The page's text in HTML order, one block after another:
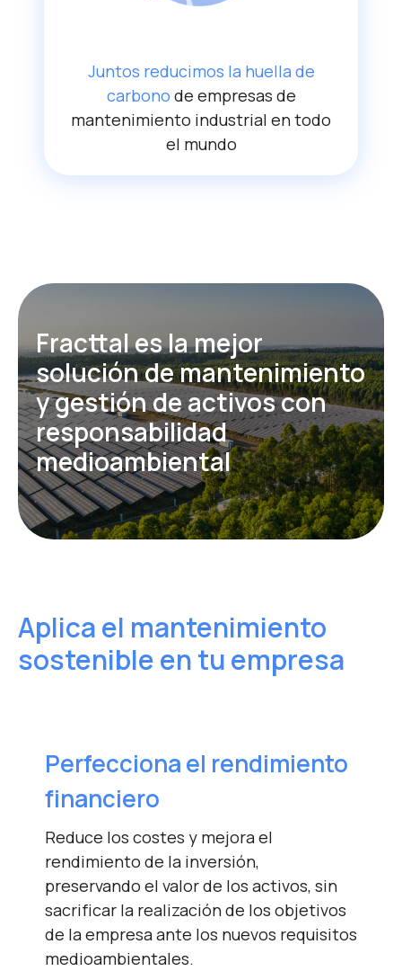
Juntos reducimos la huella de
carbono de empresas de
mantenimiento industrial en todo
el mundo
Fracttal es la mejor
solución de mantenimiento
y gestión de activos con
responsabilidad
medioambiental
Aplica el mantenimiento
sostenible en tu empresa
Perfecciona el rendimiento
financiero
Reduce los costes y mejora el
rendimiento de la inversión,
preservando el valor de los activos, sin
sacrificar la realización de los objetivos
de la empresa ante los nuevos requisitos
medioambientales.